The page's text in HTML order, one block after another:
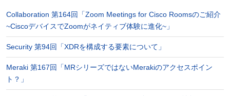
Collaboration 第164回「Zoom Meetings for Cisco Roomsのご紹介
~CiscoデバイスでZoomがネイティブ体験に進化~」
Security 第94回「XDRを構成する要素について」
Meraki 第167回「MRシリーズではないMerakiのアクセスポイン
ト？」